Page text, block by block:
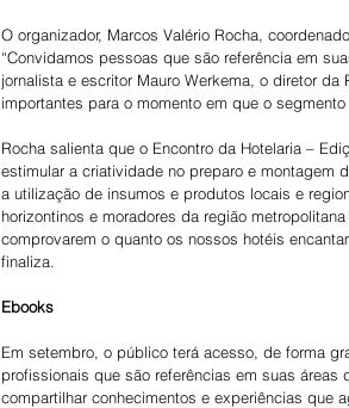
O organizador, Marcos Valério Rocha,
“Convidamos pessoas que são referência em
jornalista e escritor Mauro Werkema, o diretor
importantes para o momento em que o
Rocha salienta que o Encontro da Hotelaria –
estimular a criatividade no preparo e montagem
a utilização de insumos e produtos locais e
horizontinos e moradores da região
comprovarem o quanto os nossos hotéis
finaliza.
Ebooks
Em setembro, o público terá acesso, de forma
profissionais que são referências em suas
compartilhar conhecimentos e experiências que